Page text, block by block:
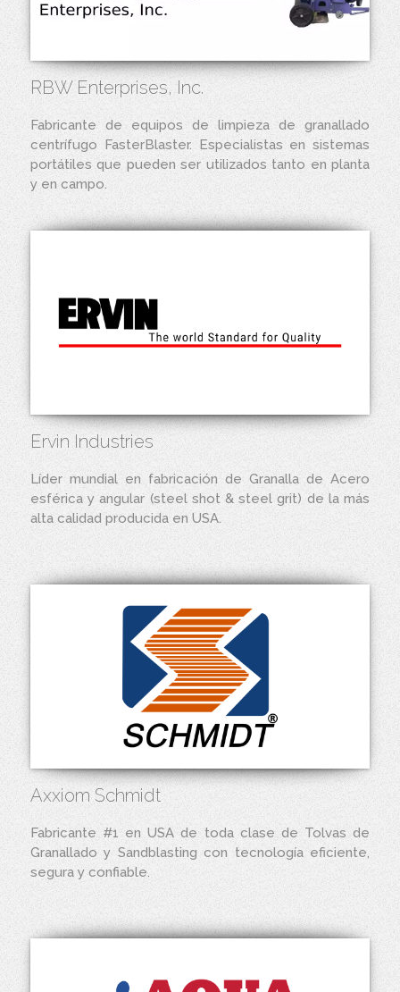
RBW Enterprises, Inc.
Fabricante de equipos de limpieza de granallado
centrífugo FasterBlaster. Especialistas en sistemas
portátiles que pueden ser utilizados tanto en planta
y en campo.
Ervin Industries
Líder mundial en fabricación de Granalla de Acero
esférica y angular (steel shot & steel grit) de la más
alta calidad producida en USA.
Axxiom Schmidt
Fabricante #1 en USA de toda clase de Tolvas de
Granallado y Sandblasting con tecnología eficiente,
segura y confiable.